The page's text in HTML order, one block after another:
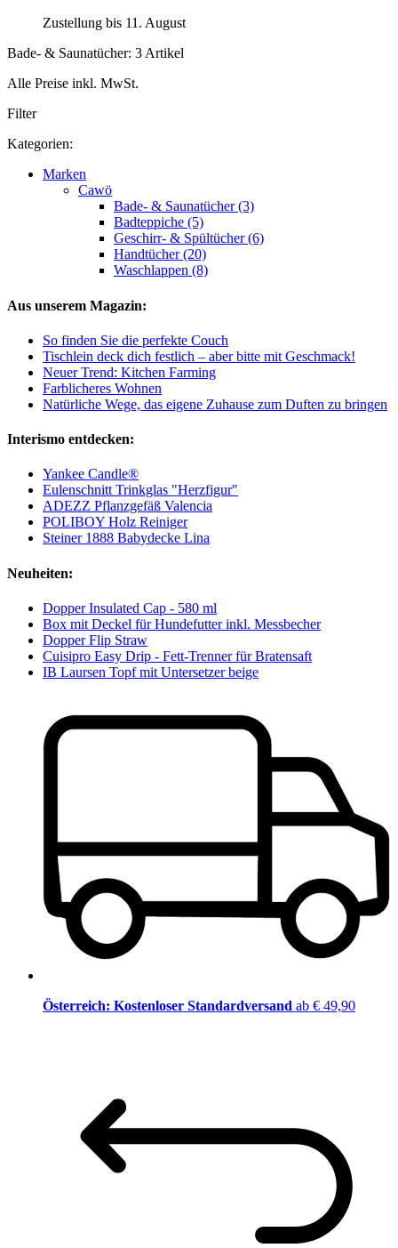
Zustellung bis 11. August
Bade- & Saunatücher: 3 Artikel
Alle Preise inkl. MwSt.
Filter
Kategorien:
Marken
Cawö
Bade- & Saunatücher (3)
Badteppiche (5)
Geschirr- & Spültücher (6)
Handtücher (20)
Waschlappen (8)
Aus unserem Magazin:
So finden Sie die perfekte Couch
Tischlein deck dich festlich – aber bitte mit Geschmack!
Neuer Trend: Kitchen Farming
Farblicheres Wohnen
Natürliche Wege, das eigene Zuhause zum Duften zu bringen
Interismo entdecken:
Yankee Candle®
Eulenschnitt Trinkglas "Herzfigur"
ADEZZ Pflanzgefäß Valencia
POLIBOY Holz Reiniger
Steiner 1888 Babydecke Lina
Neuheiten:
Dopper Insulated Cap - 580 ml
Box mit Deckel für Hundefutter inkl. Messbecher
Dopper Flip Straw
Cuisipro Easy Drip - Fett-Trenner für Bratensaft
IB Laursen Topf mit Untersetzer beige
Österreich: Kostenloser Standardversand ab € 49,90